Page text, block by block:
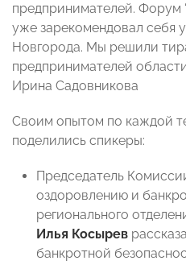
предпринимателей. Форум
уже зарекомендовал себя
Новгорода. Мы решили
предпринимателей
Ирина Садовникова
Своим опытом по каждой
поделились спикеры:
Председатель
оздоровлению и
регионального
Илья Косырев
банкротной